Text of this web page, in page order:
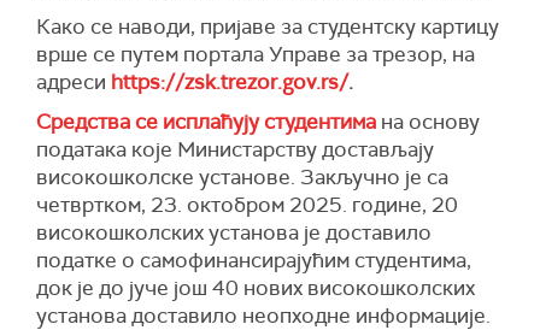
Како се наводи, пријаве за студентску картицу
врше се путем портала Управе за трезор, на
адреси https://zsk.trezor.gov.rs/.
Средства се исплаћују студентима на основу
података које Министарству достављају
високошколске установе. Закључно је са
четвртком, 23. октобром 2025. године, 20
високошколских установа је доставило
податке о самофинансирајућим студентима,
док је до јуче још 40 нових високошколских
установа доставило неопходне информације.